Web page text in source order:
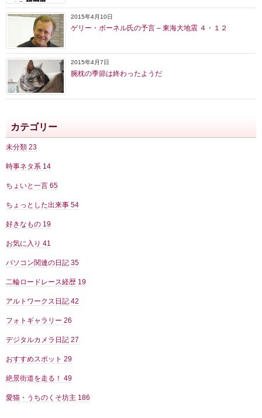
2015年4月10日
ゲリー・ボーネル氏の予言 – 東海大地震 ４・１２
2015年4月7日
腕枕の季節は終わったようだ
カテゴリー
未分類 23
時事ネタ系 14
ちょいと一言 65
ちょっとした出来事 54
好きなもの 19
お気に入り 41
パソコン関連の日記 35
二輪ロードレース経歴 19
アルトワークス日記 42
フォトギャラリー 26
デジタルカメラ日記 27
おすすめスポット 29
絶景街道を走る！ 49
愛猫・うちのくそ坊主 186